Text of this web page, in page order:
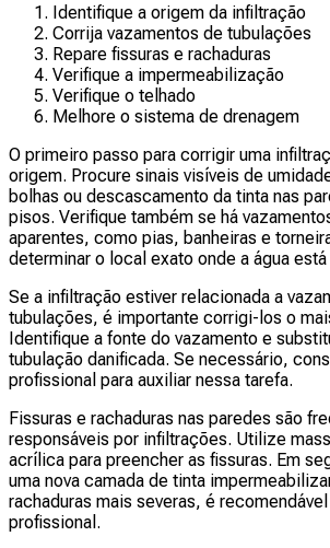
Identifique a origem da infiltração
Corrija vazamentos de tubulações
Repare fissuras e rachaduras
Verifique a impermeabilização
Verifique o telhado
Melhore o sistema de drenagem
O primeiro passo para corrigir uma
origem. Procure sinais visíveis de
bolhas ou descascamento da tinta nas
pisos. Verifique também se há
aparentes, como pias, banheiras e
determinar o local exato onde a água está
Se a infiltração estiver relacionada a
tubulações, é importante corrigi-los o
Identifique a fonte do vazamento e
tubulação danificada. Se necessário,
profissional para auxiliar nessa tarefa.
Fissuras e rachaduras nas paredes são
responsáveis por infiltrações. Utilize
acrílica para preencher as fissuras. Em
uma nova camada de tinta
rachaduras mais severas, é
profissional.